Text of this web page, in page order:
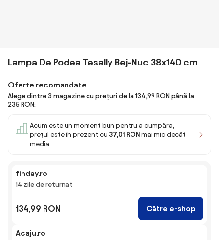
Lampa De Podea Tesally Bej-Nuc 38x140 cm
Oferte recomandate
Alege dintre 3 magazine cu prețuri de la 134,99 RON până la
235 RON:
Acum este un moment bun pentru a cumpăra,
prețul este în prezent cu 37,01 RON mai mic decât
media.
finday.ro
14 zile de returnat
134,99 RON Către e-shop
Acaju.ro